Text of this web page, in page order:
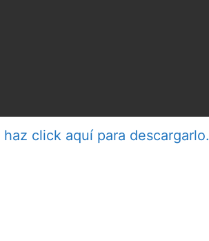
haz click aquí para descargarlo.